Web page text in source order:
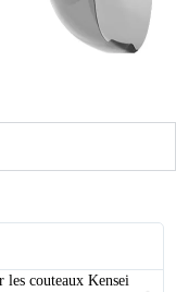
les couteaux Kensei